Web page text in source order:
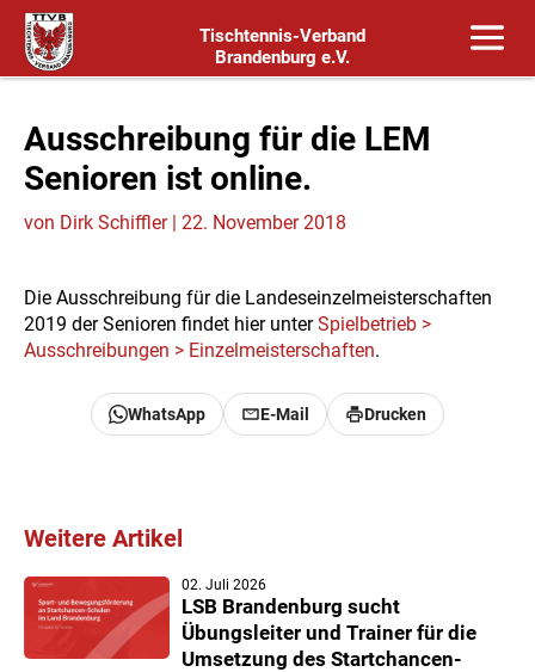
Tischtennis-Verband
Brandenburg e.V.
Ausschreibung für die LEM
Senioren ist online.
von Dirk Schiffler| 22. November 2018
Die Ausschreibung für die Landeseinzelmeisterschaften
2019 der Senioren findet hier unterSpielbetrieb >
Ausschreibungen > Einzelmeisterschaften.
WhatsApp E-Mail Drucken
Weitere Artikel
LSB Brandenburg sucht
Übungsleiter und Trainer für die
Umsetzung des Startchancen-
02. Juli 2026